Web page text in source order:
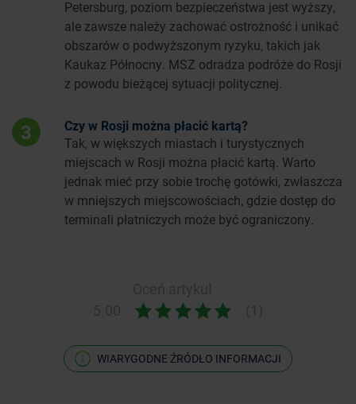
Petersburg, poziom bezpieczeństwa jest wyższy,
ale zawsze należy zachować ostrożność i unikać
obszarów o podwyższonym ryzyku, takich jak
Kaukaz Północny. MSZ odradza podróże do Rosji
z powodu bieżącej sytuacji politycznej.
3
Czy w Rosji można płacić kartą?
Tak, w większych miastach i turystycznych
miejscach w Rosji można płacić kartą. Warto
jednak mieć przy sobie trochę gotówki, zwłaszcza
w mniejszych miejscowościach, gdzie dostęp do
terminali płatniczych może być ograniczony.
WIARYGODNE ŹRÓDŁO INFORMACJI